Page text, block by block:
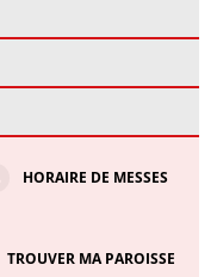
HORAIRE DE MESSES
TROUVER MA PAROISSE